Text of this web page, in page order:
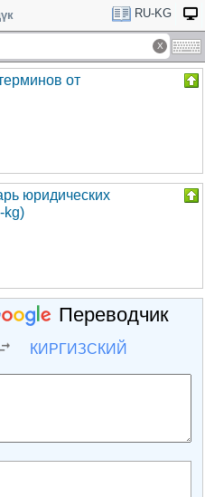
RU-KG
от
юридических
kg)
Переводчик
КИРГИЗСКИЙ